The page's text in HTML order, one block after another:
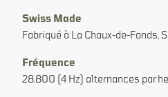
Swiss Made
Fabriqué à La Chaux-de-Fonds,
Fréquence
28.800 (4 Hz) alternances par